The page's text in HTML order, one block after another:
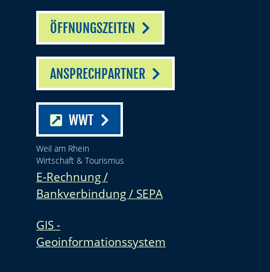
ÖFFNUNGSZEITEN
ANSPRECHPARTNER
WWT
Weil am Rhein
Wirtschaft & Tourismus
E-Rechnung /
Bankverbindung / SEPA
GIS -
Geoinformationssystem